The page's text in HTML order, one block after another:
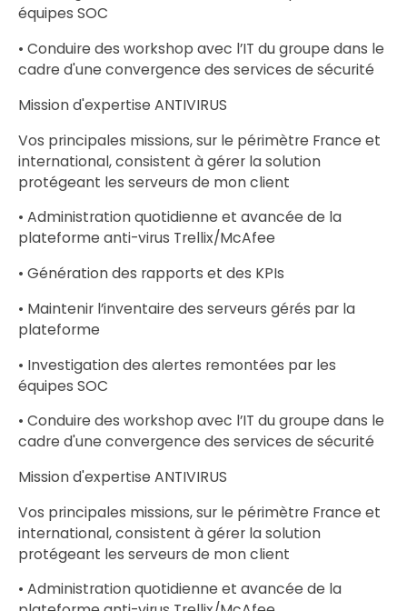
équipes SOC
• Conduire des workshop avec l’IT du groupe dans le
cadre d'une convergence des services de sécurité
Mission d'expertise ANTIVIRUS
Vos principales missions, sur le périmètre France et
international, consistent à gérer la solution
protégeant les serveurs de mon client
• Administration quotidienne et avancée de la
plateforme anti-virus Trellix/McAfee
• Génération des rapports et des KPIs
• Maintenir l’inventaire des serveurs gérés par la
plateforme
• Investigation des alertes remontées par les
équipes SOC
• Conduire des workshop avec l’IT du groupe dans le
cadre d'une convergence des services de sécurité
Mission d'expertise ANTIVIRUS
Vos principales missions, sur le périmètre France et
international, consistent à gérer la solution
protégeant les serveurs de mon client
• Administration quotidienne et avancée de la